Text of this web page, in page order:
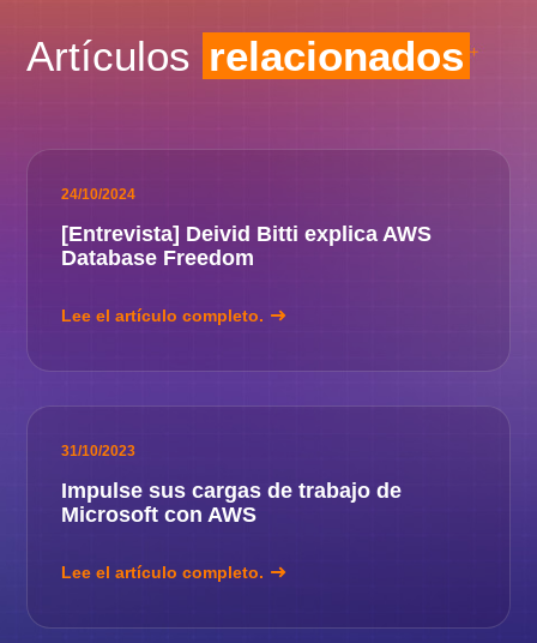
Artículos relacionados
24/10/2024
[Entrevista] Deivid Bitti explica AWS
Database Freedom
Lee el artículo completo.
31/10/2023
Impulse sus cargas de trabajo de
Microsoft con AWS
Lee el artículo completo.